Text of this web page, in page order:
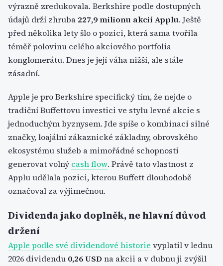
výrazně zredukovala. Berkshire podle dostupných
údajů drží zhruba 227,9 milionu akcií Applu. Ještě
před několika lety šlo o pozici, která sama tvořila
téměř polovinu celého akciového portfolia
konglomerátu. Dnes je její váha nižší, ale stále
zásadní.
Apple je pro Berkshire specifický tím, že nejde o
tradiční Buffettovu investici ve stylu levné akcie s
jednoduchým byznysem. Jde spíše o kombinaci silné
značky, loajální zákaznické základny, obrovského
ekosystému služeb a mimořádné schopnosti
generovat volnýcash flow. Právě tato vlastnost z
Applu udělala pozici, kterou Buffett dlouhodobě
označoval za výjimečnou.
Dividenda jako doplněk, ne hlavní důvod
držení
Apple podle své dividendové historie vyplatil v lednu
2026 dividendu 0,26 USD na akcii a v dubnu ji zvýšil